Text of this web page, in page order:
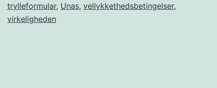
trylleformular, Unas, vellykkethedsbetingelser,
virkeligheden